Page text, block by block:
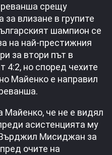
срещу
влизане в групите
шампион се
на най-престижния
за втори път в
4:2, но според чехите
Майенко е направил
Майенко, че не е видял
асистенцията му
Върджил Мисиджан за
очите на